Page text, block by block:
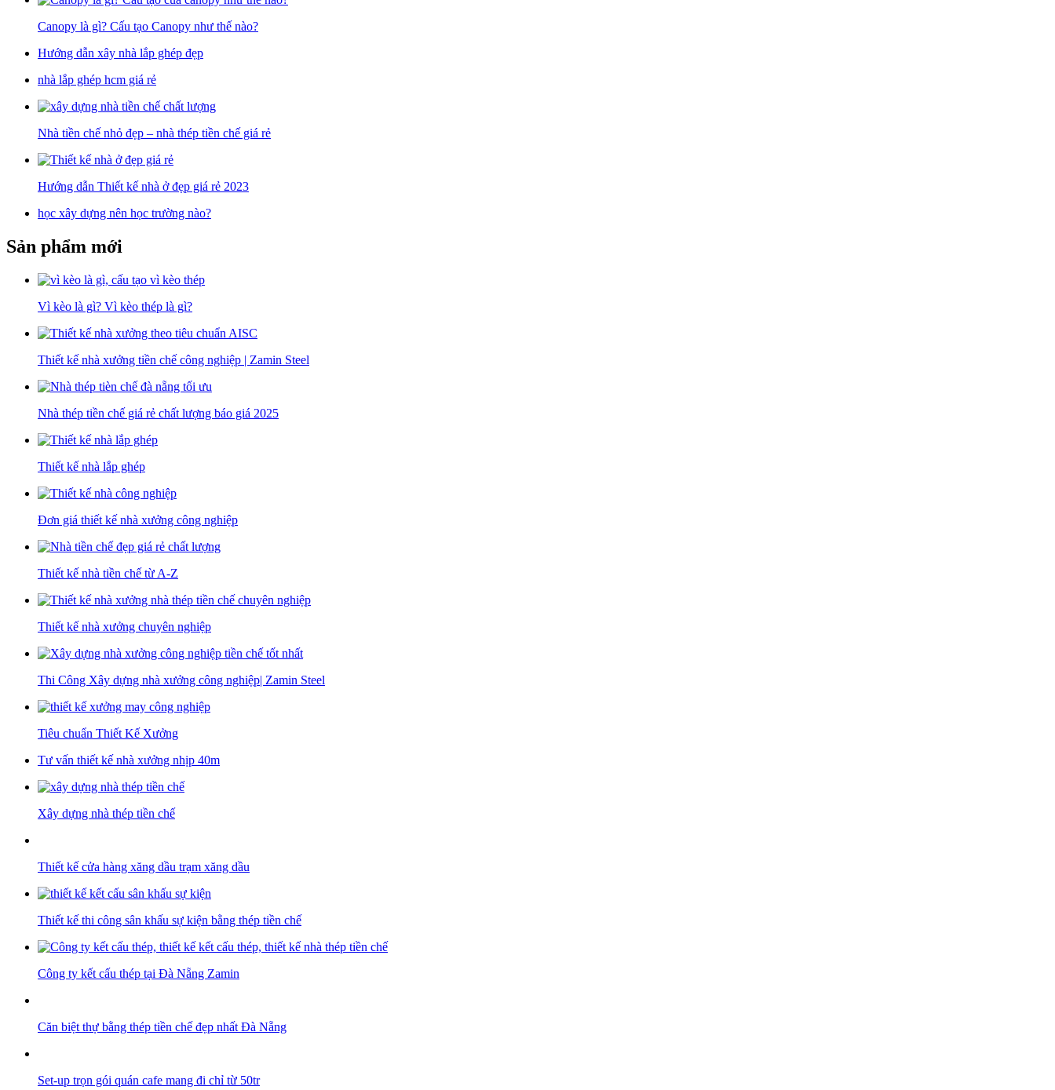
Canopy là gì? Cấu tạo Canopy như thế nào?
Hướng dẫn xây nhà lắp ghép đẹp
nhà lắp ghép hcm giá rẻ
Nhà tiền chế nhỏ đẹp – nhà thép tiền chế giá rẻ
Hướng dẫn Thiết kế nhà ở đẹp giá rẻ 2023
học xây dựng nên học trường nào?
Sản phẩm mới
Vì kèo là gì? Vì kèo thép là gì?
Thiết kế nhà xưởng tiền chế công nghiệp | Zamin Steel
Nhà thép tiền chế giá rẻ chất lượng báo giá 2025
Thiết kế nhà lắp ghép
Đơn giá thiết kế nhà xưởng công nghiệp
Thiết kế nhà tiền chế từ A-Z
Thiết kế nhà xưởng chuyên nghiệp
Thi Công Xây dựng nhà xưởng công nghiệp| Zamin Steel
Tiêu chuẩn Thiết Kế Xưởng
Tư vấn thiết kế nhà xưởng nhịp 40m
Xây dựng nhà thép tiền chế
Thiết kế cửa hàng xăng dầu trạm xăng dầu
Thiết kế thi công sân khấu sự kiện bằng thép tiền chế
Công ty kết cấu thép tại Đà Nẵng Zamin
Căn biệt thự bằng thép tiền chế đẹp nhất Đà Nẵng
Set-up trọn gói quán cafe mang đi chỉ từ 50tr